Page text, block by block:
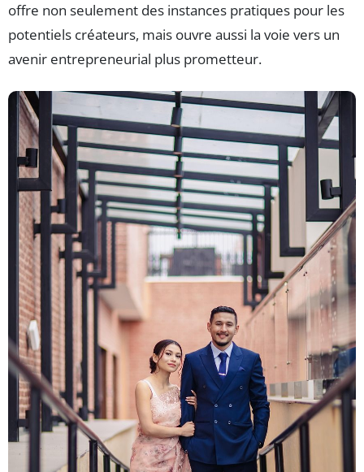
offre non seulement des instances pratiques pour les
potentiels créateurs, mais ouvre aussi la voie vers un
avenir entrepreneurial plus prometteur.